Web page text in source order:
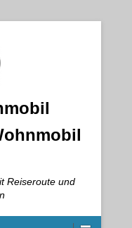
Reiseroute und